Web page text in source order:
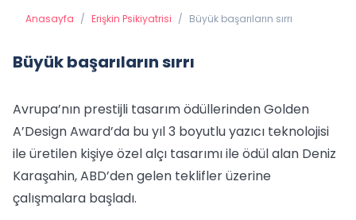
Anasayfa / Erişkin Psikiyatrisi / Büyük başarıların sırrı
Büyük başarıların sırrı
Avrupa’nın prestijli tasarım ödüllerinden Golden
A’Design Award’da bu yıl 3 boyutlu yazıcı teknolojisi
ile üretilen kişiye özel alçı tasarımı ile ödül alan Deniz
Karaşahin, ABD’den gelen teklifler üzerine
çalışmalara başladı.